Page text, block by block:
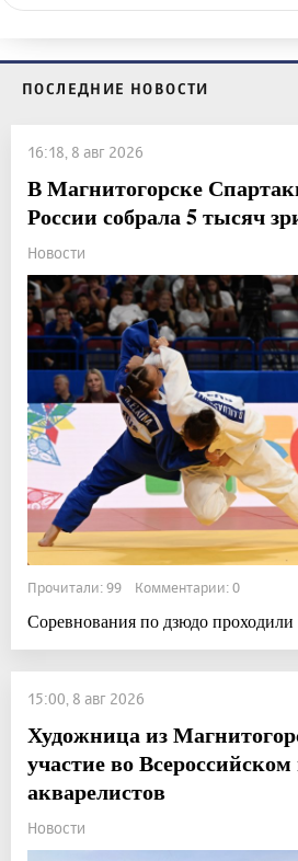
ПОСЛЕДНИЕ НОВОСТИ
16:18, 8 авг 2026
В Магнитогорске
России собрала 5 тысяч
Новости
Прочитали: 99 Комментарии: 0
Соревнования по дзюдо
15:00, 8 авг 2026
Художница из
участие во
акварелистов
Новости